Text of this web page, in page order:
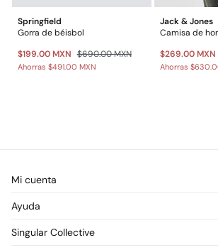
Springfield
Gorra de béisbol
$199.00 MXN $690.00 MXN
Ahorras $491.00 MXN
Jack & Jones
$269.00 MXN
Ahorras
Mi cuenta
Registrarme
Direcciones de envío
Ayuda
Preguntas frecuentes
Singular Collective